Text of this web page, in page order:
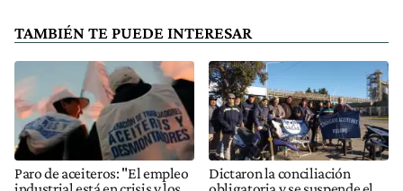
TAMBIÉN TE PUEDE INTERESAR
Paro de aceiteros: "El empleo
Dictaron la conciliación